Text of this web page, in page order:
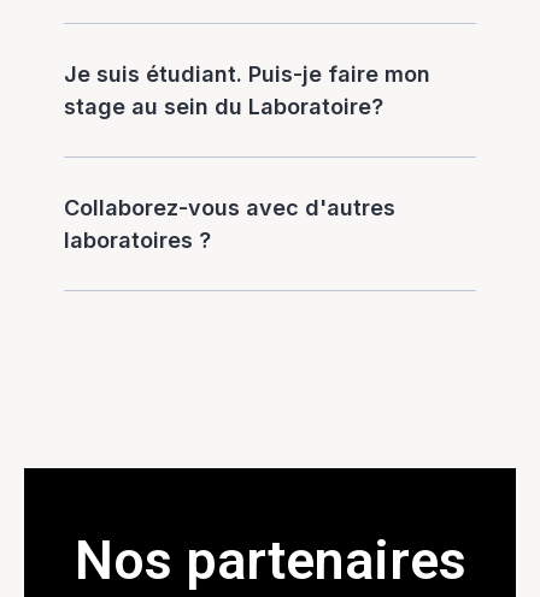
Je suis étudiant. Puis-je faire mon
stage au sein du Laboratoire?
Collaborez-vous avec d'autres
laboratoires ?
Nos partenaires